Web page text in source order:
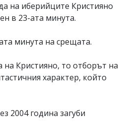
на иберийците Кристияно
в 23-ата минута.
минута на срещата.
на Кристияно, то отборът на
характер, който
2004 година загуби